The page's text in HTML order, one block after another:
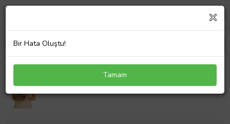
Saksıda Chamadora Elegans
Bir Hata Oluştu!
Tamam